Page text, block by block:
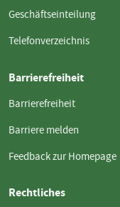
Geschäftseinteilung
Telefonverzeichnis
Barrierefreiheit
Barrierefreiheit
Barriere melden
Feedback zur Homepage
Rechtliches